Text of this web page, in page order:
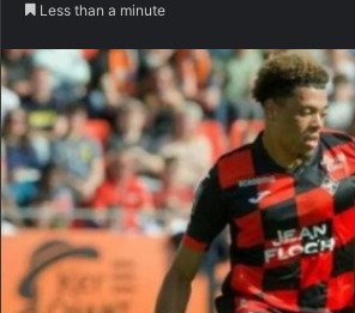
Less than a minute